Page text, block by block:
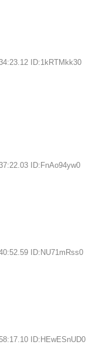
ID:1kRTMkk30
ID:FnAo94yw0
ID:NU71mRss0
ID:HEwESnUD0